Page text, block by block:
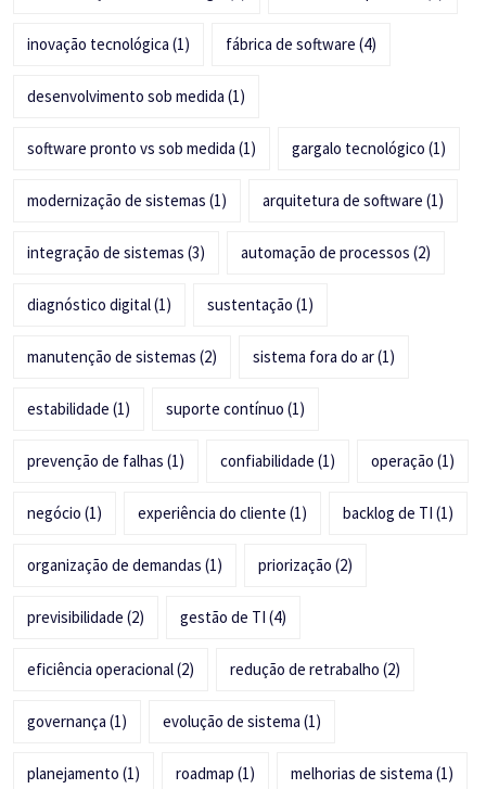
inovação tecnológica (1) fábrica de software (4)
desenvolvimento sob medida (1)
software pronto vs sob medida (1) gargalo tecnológico (1)
modernização de sistemas (1) arquitetura de software (1)
integração de sistemas (3) automação de processos (2)
diagnóstico digital(1) sustentação (1)
manutenção de sistemas (2) sistema fora do ar(1)
estabilidade (1) suporte contínuo (1)
prevenção de falhas (1) confiabilidade (1) operação (1)
negócio (1) experiência do cliente (1) backlog de TI (1)
organização de demandas (1) priorização (2)
previsibilidade (2) gestão de TI (4)
eficiência operacional(2) redução de retrabalho (2)
governança (1) evolução de sistema (1)
planejamento (1) roadmap (1) melhorias de sistema (1)